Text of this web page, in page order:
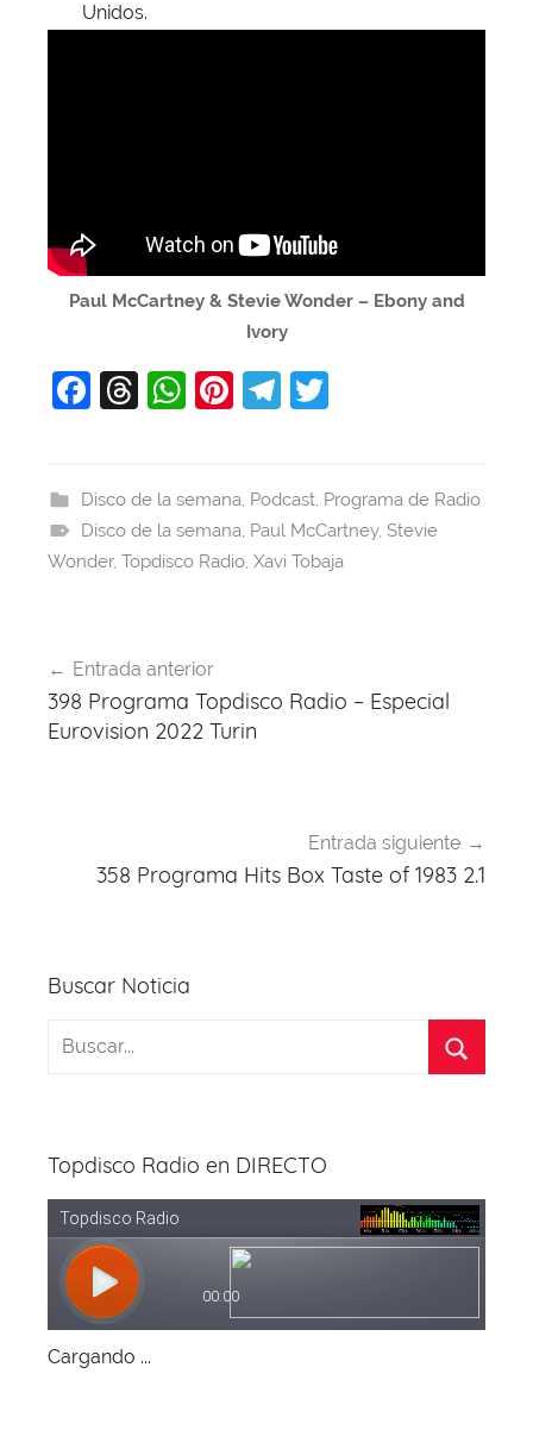
Unidos.
Paul McCartney & Stevie Wonder – Ebony and
Ivory
F
e
b
o
k
T
a
d
s
W
s
A
p
Pi
e
st
T
gr
a
m
er
Disco de la semana, Podcast, Programa de Radio
Disco de la semana, Paul McCartney, Stevie
Wonder, Topdisco Radio, Xavi Tobaja
de
entradas
Entrada anterior
398 Programa Topdisco Radio – Especial
Eurovision 2022 Turin
Entrada siguiente
358 Programa Hits Box Taste of 1983 2.1
Buscar Noticia
Topdisco Radio en DIRECTO
Cargando ...